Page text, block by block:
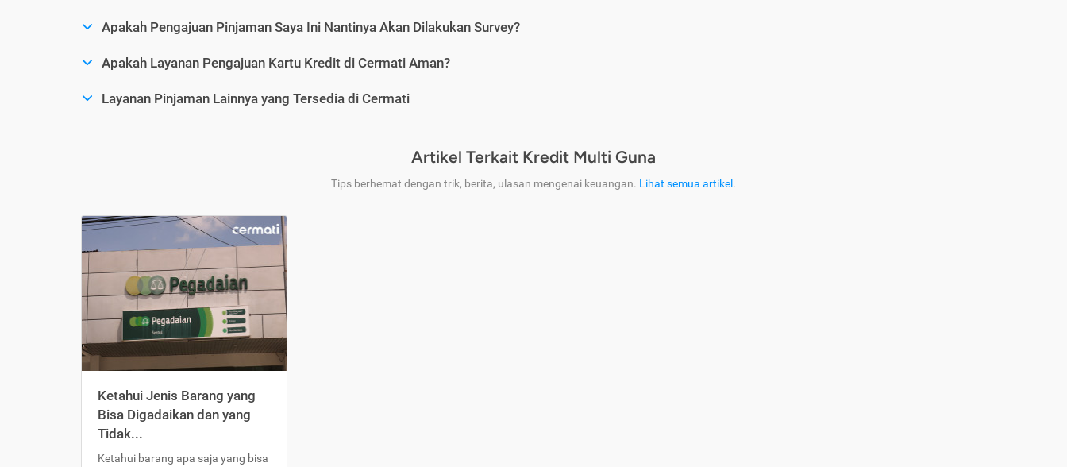
Apakah Pengajuan Pinjaman Saya Ini Nantinya Akan Dilakukan Survey?
Apakah Layanan Pengajuan Kartu Kredit di Cermati Aman?
Layanan Pinjaman Lainnya yang Tersedia di Cermati
Artikel Terkait Kredit Multi Guna
Tips berhemat dengan trik, berita, ulasan mengenai keuangan. Lihat semua artikel .
Ketahui Jenis Barang yang
Bisa Digadaikan dan yang
Tidak...
Ketahui barang apa saja yang bisa